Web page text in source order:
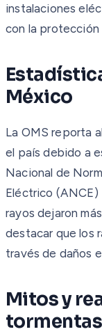
instalaciones
con la protección
México
La OMS reporta
el país debido a
Nacional de
Eléctrico (ANCE)
rayos dejaron
destacar que los
través de daños
Mitos y